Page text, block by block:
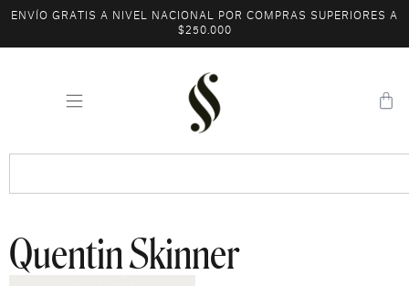
ENVÍO GRATIS A NIVEL NACIONAL POR COMPRAS SUPERIORES A
$250.000
Quentin Skinner